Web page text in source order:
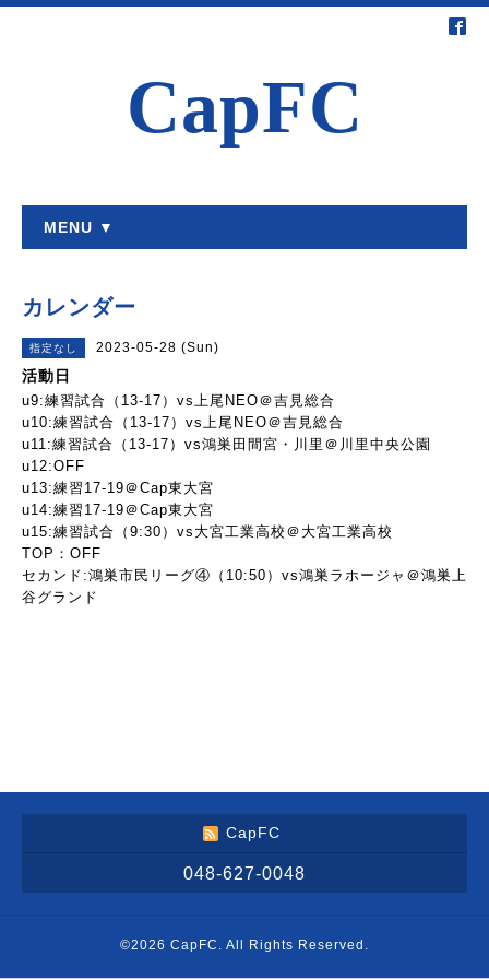
CapFC
MENU ▼
カレンダー
指定なし 2023-05-28 (Sun)
活動日
u9:練習試合（13-17）vs上尾NEO＠吉見総合
u10:練習試合（13-17）vs上尾NEO＠吉見総合
u11:練習試合（13-17）vs鴻巣田間宮・川里＠川里中央公園
u12:OFF
u13:練習17-19＠Cap東大宮
u14:練習17-19＠Cap東大宮
u15:練習試合（9:30）vs大宮工業高校＠大宮工業高校
TOP：OFF
セカンド:鴻巣市民リーグ④（10:50）vs鴻巣ラホージャ＠鴻巣上
谷グランド
CapFC
048-627-0048
©2026 CapFC . All Rights Reserved.